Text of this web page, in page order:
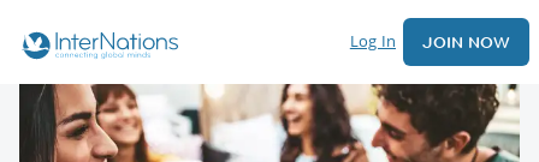
Log In JOIN NOW